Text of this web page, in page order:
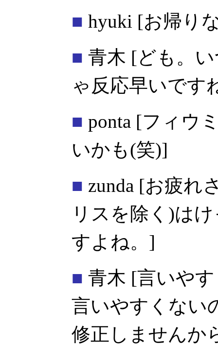
■ hyuki [お帰り
■ 青木 [ども。
ゃ反応早いです
■ ponta [フィウ
いかも(笑)]
■ zunda [お疲れ
リスを除く)は
すよね。]
■ 青木 [言いや
言いやすくない
修正しませんか